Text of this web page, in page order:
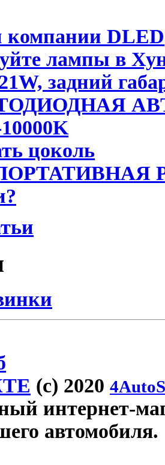
DLED
лампы в
задний
цоколь
(c) 2020
интернет-
автомобиля.